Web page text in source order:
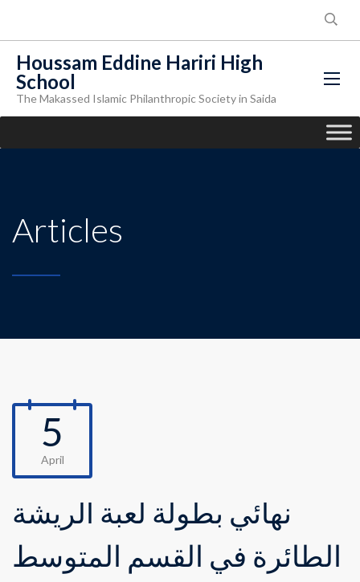
Houssam Eddine Hariri High
School
The Makassed Islamic Philanthropic Society in Saida
Articles
5
April
نهائي بطولة لعبة الريشة
الطائرة في القسم المتوسط